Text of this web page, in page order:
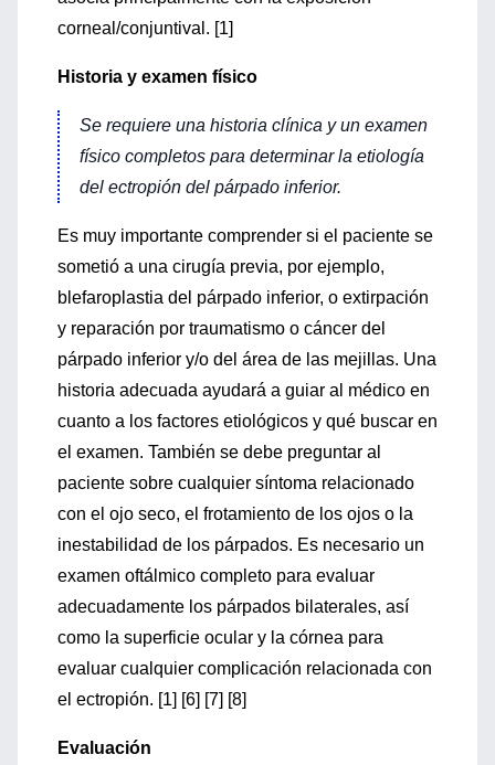
corneal/conjuntival. [1]
Historia y examen físico
Se requiere una historia clínica y un examen
físico completos para determinar la etiología
del ectropión del párpado inferior.
Es muy importante comprender si el paciente se
sometió a una cirugía previa, por ejemplo,
blefaroplastia del párpado inferior, o extirpación
y reparación por traumatismo o cáncer del
párpado inferior y/o del área de las mejillas. Una
historia adecuada ayudará a guiar al médico en
cuanto a los factores etiológicos y qué buscar en
el examen. También se debe preguntar al
paciente sobre cualquier síntoma relacionado
con el ojo seco, el frotamiento de los ojos o la
inestabilidad de los párpados. Es necesario un
examen oftálmico completo para evaluar
adecuadamente los párpados bilaterales, así
como la superficie ocular y la córnea para
evaluar cualquier complicación relacionada con
el ectropión. [1] [6] [7] [8]
Evaluación